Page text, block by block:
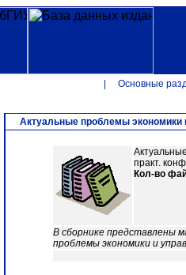
Основные
Актуальные проблемы экономики
практ.
Кол-во
В сборнике представлены
проблемы экономики и